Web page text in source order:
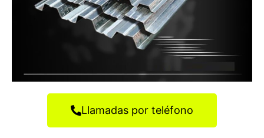
Llamadas por teléfono